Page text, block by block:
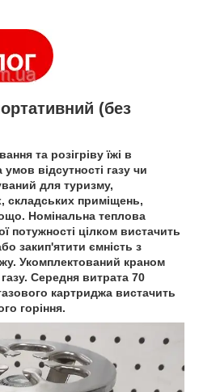
(без
та розігріву їжі в
відсутності газу чи
для туризму,
складських приміщень,
Номінальна теплова
потужності цілком вистачить
закип'ятити ємність з
Укомплектований краном
Середня витрата 70
картриджа вистачить
горіння.